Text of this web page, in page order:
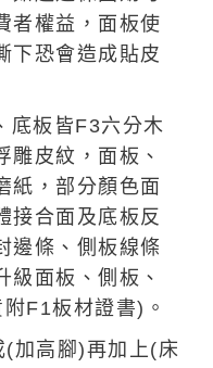
者權益，面板使
下恐會造成貼皮
底板皆F3六分木
雕皮紋，面板、
紙，部分顏色面
接合面及底板反
邊條、側板線條
級面板、側板、
F1板材證書)。
加高腳)再加上(床